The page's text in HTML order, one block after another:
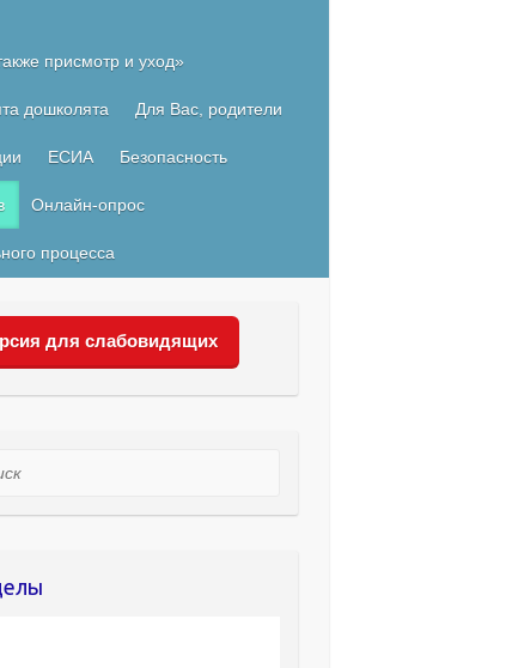
присмотр и уход»
дошколята Для Вас, родители
ЕСИА Безопасность
Онлайн-опрос
процесса
для слабовидящих